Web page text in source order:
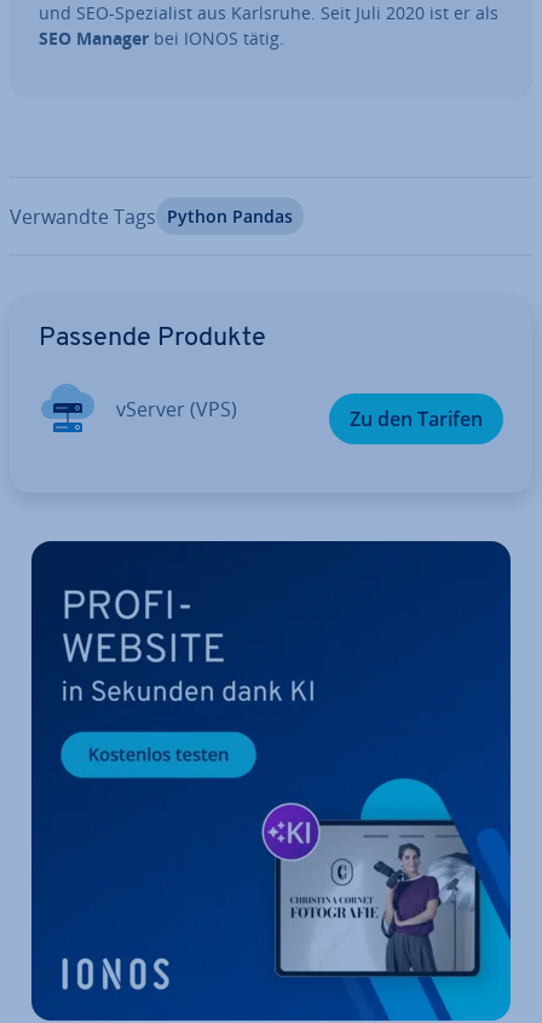
und SEO-Spe­zia­list aus Karlsruhe. Seit Juli 2020 ist er als
SEO Manager bei IONOS tätig.
Verwandte Tags Python Pandas
Passende Produkte
vServer (VPS) Zu den Tarifen